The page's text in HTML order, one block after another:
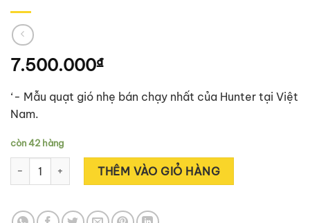
7.500.000₫
‘- Mẫu quạt gió nhẹ bán chạy nhất của Hunter tại Việt
Nam.
còn 42 hàng
HUNTER SAVOY 24526 số lượngTHÊM VÀO GIỎ HÀNG